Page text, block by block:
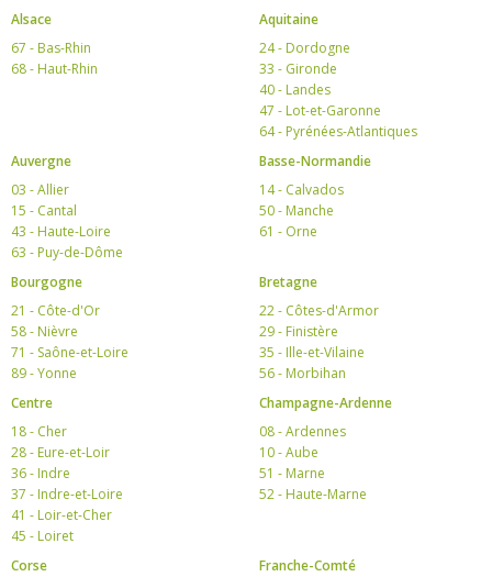
Alsace
67 - Bas-Rhin
68 - Haut-Rhin
Aquitaine
24 - Dordogne
33 - Gironde
40 - Landes
47 - Lot-et-Garonne
64 - Pyrénées-Atlantiques
Auvergne
03 - Allier
15 - Cantal
43 - Haute-Loire
63 - Puy-de-Dôme
Basse-Normandie
14 - Calvados
50 - Manche
61 - Orne
Bourgogne
21 - Côte-d'Or
58 - Nièvre
71 - Saône-et-Loire
89 - Yonne
Bretagne
22 - Côtes-d'Armor
29 - Finistère
35 - Ille-et-Vilaine
56 - Morbihan
Centre
18 - Cher
28 - Eure-et-Loir
36 - Indre
37 - Indre-et-Loire
41 - Loir-et-Cher
45 - Loiret
Champagne-Ardenne
08 - Ardennes
10 - Aube
51 - Marne
52 - Haute-Marne
Corse
Franche-Comté